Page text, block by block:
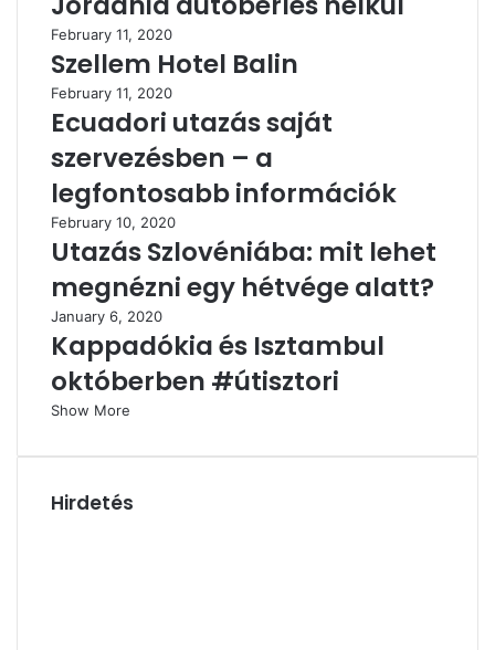
February 11, 2020
Szellem Hotel Balin
February 11, 2020
Ecuadori utazás saját
szervezésben – a
legfontosabb információk
February 10, 2020
Utazás Szlovéniába: mit lehet
megnézni egy hétvége alatt?
January 6, 2020
Kappadókia és Isztambul
októberben #útisztori
Show More
Hirdetés